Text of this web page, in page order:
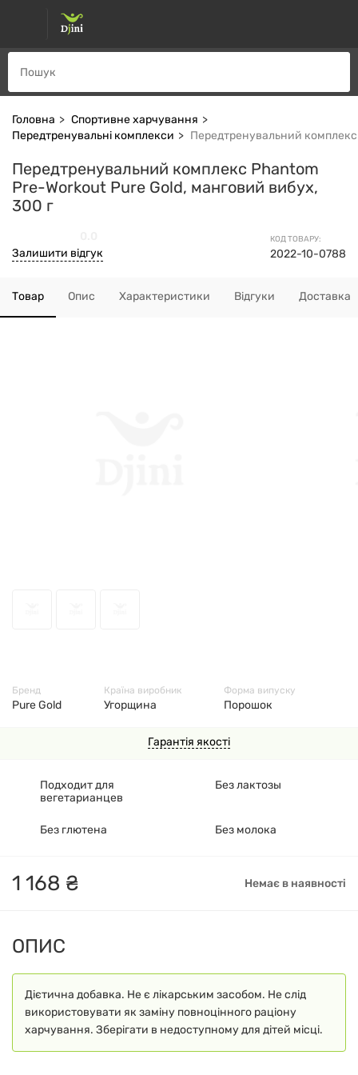
Головна
Спортивне харчування
Передтренувальні комплекси
Передтренувальний
Передтренувальний комплекс Phantom
Pre-Workout Pure Gold, манговий вибух,
300 г
КОД ТОВАРУ:
2022-10-0788
Залишити відгук
Товар Опис Характеристики Відгуки Доставка
Гарантія якості
1 168 ₴ Немає в наявності
Подходит для
вегетарианцев
Без лактозы
Без глютена Без молока
Бренд
Pure Gold
Країна виробник
Угорщина
Форма випуску
Порошок
ОПИС
Дієтична добавка. Не є лікарським засобом. Не слід
використовувати як заміну повноцінного раціону
харчування. Зберігати в недоступному для дітей місці.